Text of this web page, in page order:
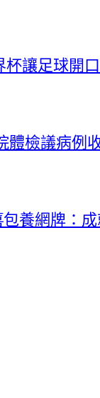
杯讓足球開
體檢議病例
養網牌：